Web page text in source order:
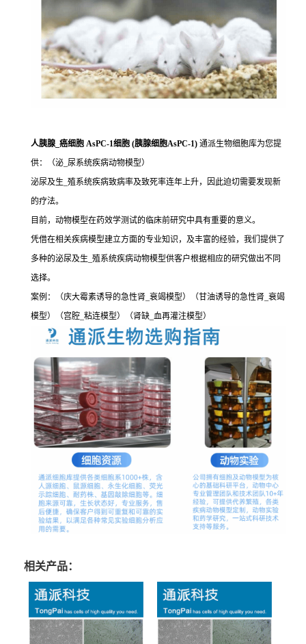
人胰腺_癌细胞 AsPC-1细胞 (胰腺细胞AsPC-1) 通派生物细胞库为您提
供：（泌_尿系统疾病动物模型）
泌尿及生_殖系统疾病致病率及致死率连年上升，因此迫切需要发现新
的疗法。
目前，动物模型在药效学测试的临床前研究中具有重要的意义。
凭借在相关疾病模型建立方面的专业知识，及丰富的经验，我们提供了
多种的泌尿及生_殖系统疾病动物模型供客户根据相应的研究做出不同
选择。
案例：（庆大霉素诱导的急性肾_衰竭模型）（甘油诱导的急性肾_衰竭
模型）（宫腔_粘连模型）（肾缺_血再灌注模型）
相关产品：